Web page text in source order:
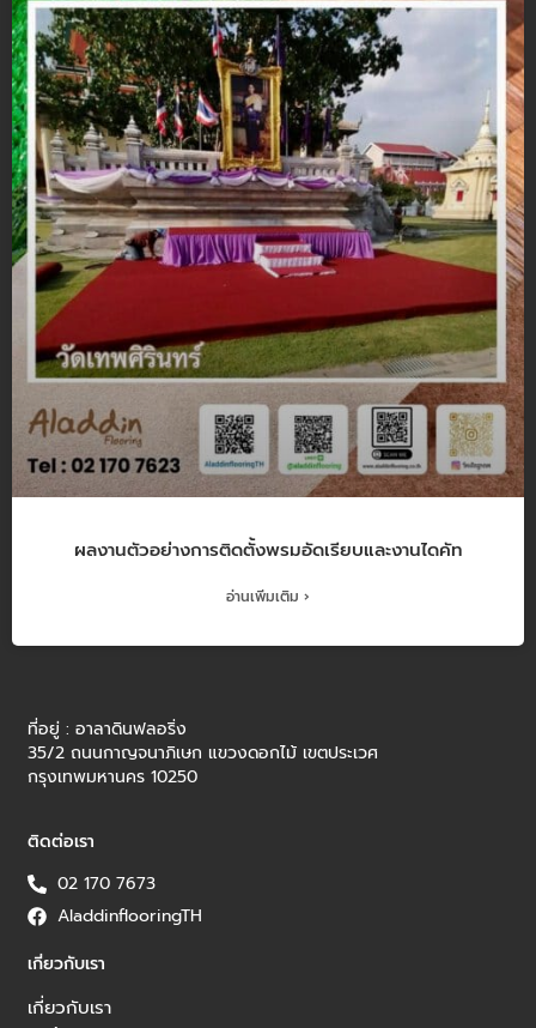
ผลงานตัวอย่างการติดตั้งพรมอัดเรียบและงานไดคัท
อ่านเพิ่มเติม ›
เกี่ยวกับเรา
เกี่ยวกับเรา
ติดต่อเรา
02 170 7673
AladdinflooringTH
ที่อยู่ : อาลาดินฟลอริ่ง
35/2 ถนนกาญจนาภิเษก แขวงดอกไม้ เขตประเวศ
กรุงเทพมหานคร 10250